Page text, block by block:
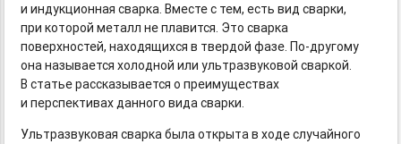
и индукционная сварка. Вместе с тем, есть вид сварки,
при которой металл не плавится. Это сварка
поверхностей, находящихся в твердой фазе.По-другому
она называется холодной или ультразвуковой сваркой.
В статье рассказывается о преимуществах
и перспективах данного вида сварки.
Ультразвуковая сварка была открыта в ходе случайного